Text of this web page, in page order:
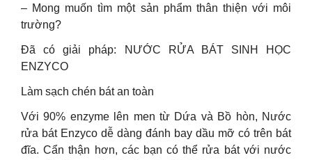
– Mong muốn tìm một sản phẩm thân thiện với môi
trường?
Đã có giải pháp: NƯỚC RỬA BÁT SINH HỌC
ENZYCO
Làm sạch chén bát an toàn
Với 90% enzyme lên men từ Dứa và Bồ hòn, Nước
rửa bát Enzyco dễ dàng đánh bay dầu mỡ có trên bát
đĩa. Cẩn thận hơn, các bạn có thể rửa bát với nước